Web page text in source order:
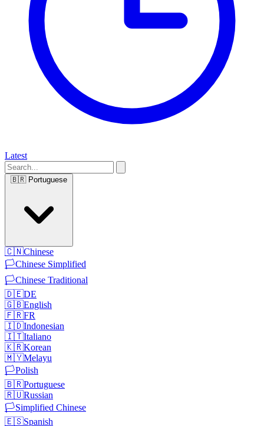
Latest
🇧🇷 Portuguese
🇨🇳Chinese
🏳️Chinese Simplified
🏳️Chinese Traditional
🇩🇪DE
🇬🇧English
🇫🇷FR
🇮🇩Indonesian
🇮🇹Italiano
🇰🇷Korean
🇲🇾Melayu
🏳️Polish
🇧🇷Portuguese
🇷🇺Russian
🏳️Simplified Chinese
🇪🇸Spanish